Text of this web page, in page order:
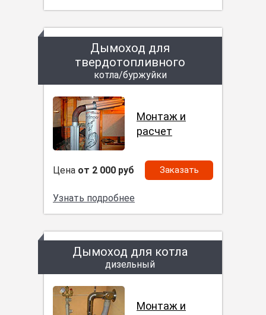
Дымоход для
твердотопливного
котла/буржуйки
Монтаж и
расчет
Цена от 2 000 руб Заказать
Узнать подробнее
Дымоход для котла
дизельный
Монтаж и